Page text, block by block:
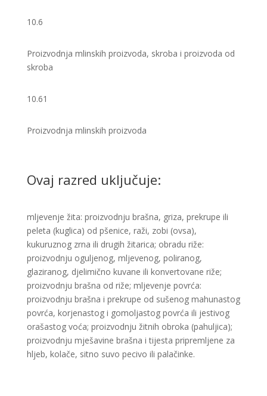
10.6
Proizvodnja mlinskih proizvoda, skroba i proizvoda od
skroba
10.61
Proizvodnja mlinskih proizvoda ​
Ovaj razred uključuje:
​mljevenje žita: proizvodnju brašna, griza, prekrupe ili
peleta (kuglica) od pšenice, raži, zobi (ovsa),
kukuruznog zrna ili drugih žitarica; obradu riže:
proizvodnju oguljenog, mljevenog, poliranog,
glaziranog, djelimično kuvane ili konvertovane riže;
proizvodnju brašna od riže; mljevenje povrća:
proizvodnju brašna i prekrupe od sušenog mahunastog
povrća, korjenastog i gomoljastog povrća ili jestivog
orašastog voća; proizvodnju žitnih obroka (pahuljica);
proizvodnju mješavine brašna i tijesta pripremljene za
hljeb, kolače, sitno suvo pecivo ili palačinke. ​